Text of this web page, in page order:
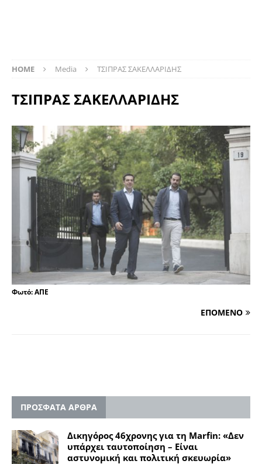
HOME Media ΤΣΙΠΡΑΣ ΣΑΚΕΛΛΑΡΙΔΗΣ
ΤΣΙΠΡΑΣ ΣΑΚΕΛΛΑΡΙΔΗΣ
Φωτό: ΑΠΕ
ΕΠΟΜΕΝΟ
ΠΡΟΣΦΑΤΑ ΑΡΘΡΑ
Δικηγόρος 46χρονης για τη Marfin: «Δεν
υπάρχει ταυτοποίηση – Είναι
αστυνομική και πολιτική σκευωρία»